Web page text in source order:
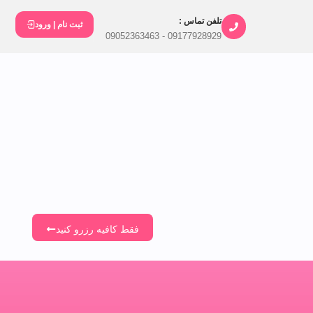
تلفن تماس :
09177928929 - 09052363463
ثبت نام | ورود
فقط کافیه رزرو کنید